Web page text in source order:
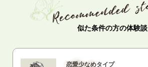
似た条件の方の体験談
恋愛少なめタイプ